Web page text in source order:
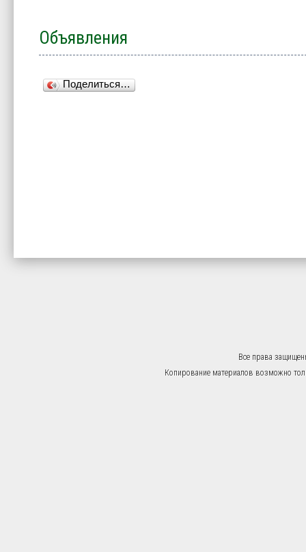
Объявления
Поделиться…
Все права
Копирование материалов возможно